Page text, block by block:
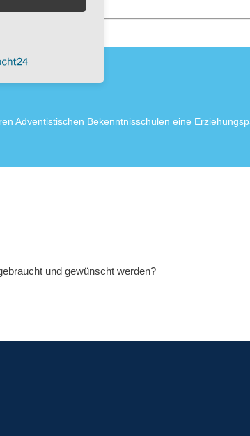
Adventistischen Bekenntnisschulen eine
und gewünscht werden?